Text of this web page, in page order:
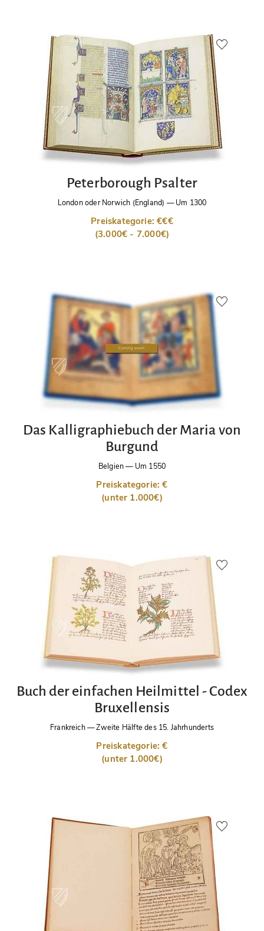
Peterborough Psalter
London oder Norwich (England) —Um 1300
Preiskategorie: €€€
(3.000€ - 7.000€)
Das Kalligraphiebuch der Maria von
Burgund
Belgien— Um 1550
Preiskategorie: €
(unter 1.000€)
Buch der einfachen Heilmittel - Codex
Bruxellensis
Frankreich—Zweite Hälfte des 15. Jahrhunderts
Preiskategorie: €
(unter 1.000€)